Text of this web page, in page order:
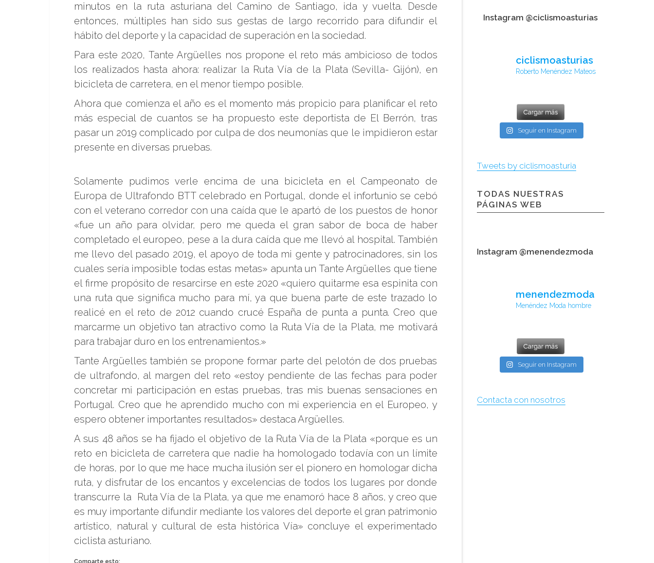
minutos en la ruta asturiana del Camino de Santiago, ida y vuelta. Desde
entonces, múltiples han sido sus gestas de largo recorrido para difundir el
hábito del deporte y la capacidad de superación en la sociedad.
Para este 2020, Tante Argüelles nos propone el reto más ambicioso de todos
los realizados hasta ahora: realizar la Ruta Vía de la Plata (Sevilla- Gijón), en
bicicleta de carretera, en el menor tiempo posible.
Ahora que comienza el año es el momento más propicio para planificar el reto
más especial de cuantos se ha propuesto este deportista de El Berrón, tras
pasar un 2019 complicado por culpa de dos neumonías que le impidieron estar
presente en diversas pruebas.
Solamente pudimos verle encima de una bicicleta en el Campeonato de
Europa de Ultrafondo BTT celebrado en Portugal, donde el infortunio se cebó
con el veterano corredor con una caída que le apartó de los puestos de honor
«fue un año para olvidar, pero me queda el gran sabor de boca de haber
completado el europeo, pese a la dura caída que me llevó al hospital. También
me llevo del pasado 2019, el apoyo de toda mi gente y patrocinadores, sin los
cuales sería imposible todas estas metas» apunta un Tante Argüelles que tiene
el firme propósito de resarcirse en este 2020 «quiero quitarme esa espinita con
una ruta que significa mucho para mí, ya que buena parte de este trazado lo
realicé en el reto de 2012 cuando crucé España de punta a punta. Creo que
marcarme un objetivo tan atractivo como la Ruta Vía de la Plata, me motivará
para trabajar duro en los entrenamientos.»
Tante Argüelles también se propone formar parte del pelotón de dos pruebas
de ultrafondo, al margen del reto «estoy pendiente de las fechas para poder
concretar mi participación en estas pruebas, tras mis buenas sensaciones en
Portugal. Creo que he aprendido mucho con mi experiencia en el Europeo, y
espero obtener importantes resultados» destaca Argüelles.
A sus 48 años se ha fijado el objetivo de la Ruta Vía de la Plata «porque es un
reto en bicicleta de carretera que nadie ha homologado todavía con un límite
de horas, por lo que me hace mucha ilusión ser el pionero en homologar dicha
ruta, y disfrutar de los encantos y excelencias de todos los lugares por donde
transcurre la Ruta Vía de la Plata, ya que me enamoró hace 8 años, y creo que
es muy importante difundir mediante los valores del deporte el gran patrimonio
artístico, natural y cultural de esta histórica Vía» concluye el experimentado
ciclista asturiano.
Comparte esto:
Instagram @ciclismoasturias
ciclismoasturias
Roberto Menéndez Mateos
Cargar más
Seguir en Instagram
Tweets by ciclismoasturia
TODAS NUESTRAS
PÁGINAS WEB
Instagram @menendezmoda
menendezmoda
Menéndez Moda hombre
Cargar más
Seguir en Instagram
Contacta con nosotros